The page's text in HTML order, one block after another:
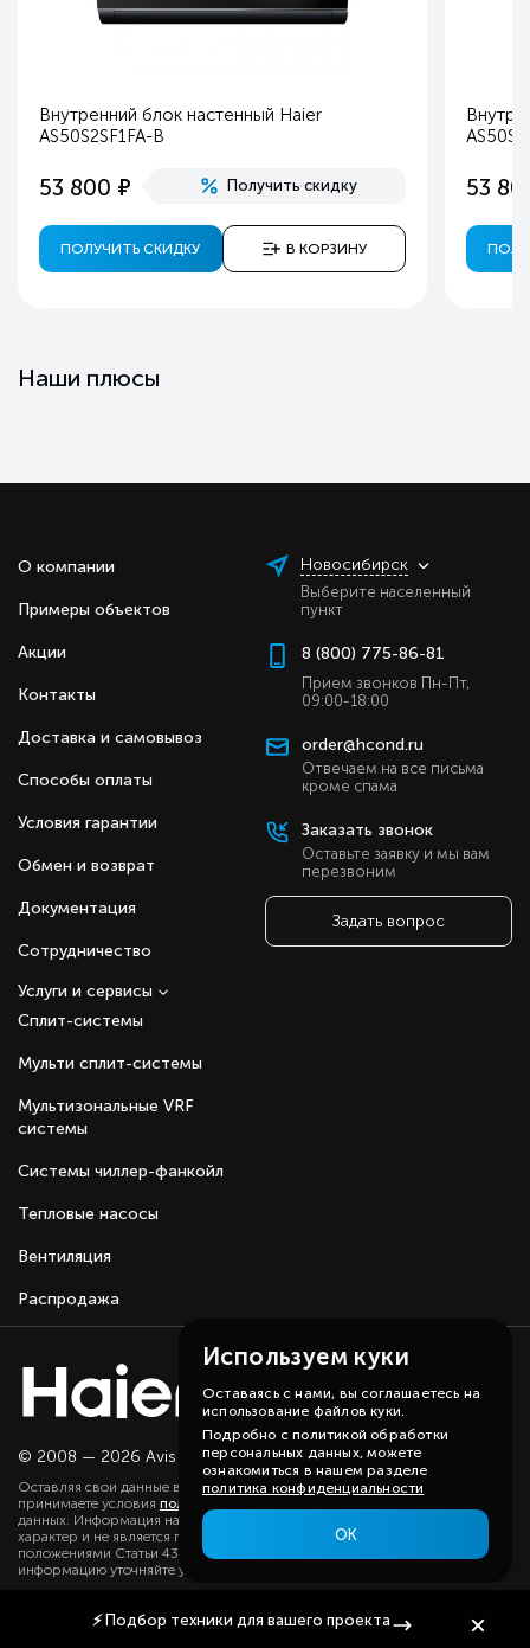
Внутренний блок настенный Haier
AS50S2SF1FA-B
53 800 е Получить скидку
ПОЛУЧИТЬ СКИДКУ В КОРЗИНУ
53
Наши плюсы
О компании
Примеры объектов
Акции
Контакты
Доставка и самовывоз
Способы оплаты
Условия гарантии
Обмен и возврат
Документация
Сотрудничество
Сплит-системы
Мульти сплит-системы
Мультизональные VRF
системы
Системы чиллер-фанкойл
Тепловые насосы
Вентиляция
Распродажа
Услуги и сервисы
Новосибирск
Выберите населенный
пункт
8 (800) 775-86-81
Прием звонков Пн-Пт,
09:00-18:00
order@hcond.ru
Отвечаем на все письма
кроме спама
Заказать звонок
Оставьте заявку и мы вам
перезвоним
Задать вопрос
© 2008 — 2026 Avis group.Карта сайта
Оставляя свои данные в любой форме на сайте, вы даете согласие и
принимаете условия политики
данных. Информация на данном сайте носит ознакомительный
характер и не является публичной офертой, определяемой
положениями Статьи 437(2) ГК РФ. Существенную для вас
информацию уточняйте у наших менеджеров.
⚡ Подбор техники для вашего проекта
Используем куки
Оставаясь с нами, вы соглашаетесь на
использование файлов куки.
Подробно с политикой обработки
персональных данных, можете
ознакомиться в нашем разделе
политика конфиденциальности
ОК